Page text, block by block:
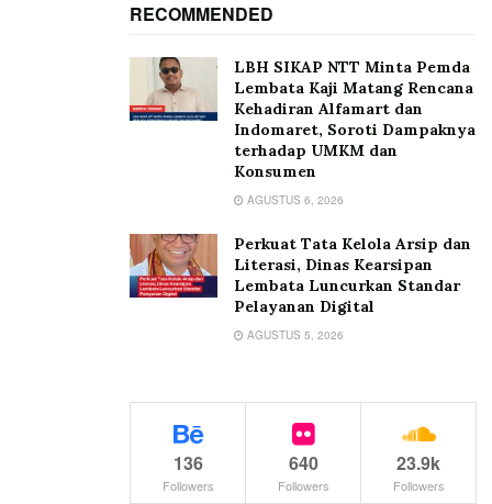
RECOMMENDED
LBH SIKAP NTT Minta Pemda
Lembata Kaji Matang Rencana
Kehadiran Alfamart dan
Indomaret, Soroti Dampaknya
terhadap UMKM dan
Konsumen
AGUSTUS 6, 2026
Perkuat Tata Kelola Arsip dan
Literasi, Dinas Kearsipan
Lembata Luncurkan Standar
Pelayanan Digital
AGUSTUS 5, 2026
136
Followers
640
Followers
23.9k
Followers